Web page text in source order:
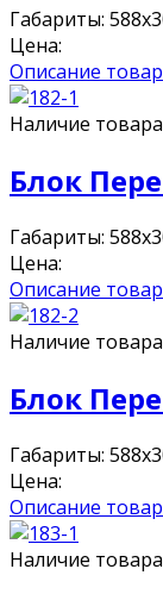
Габариты:
Цена:
Описание
Наличие
Блок
Габариты:
Цена:
Описание
Наличие
Блок
Габариты:
Цена:
Описание
Наличие